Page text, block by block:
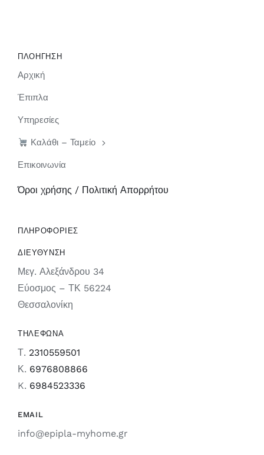
ΠΛΟΗΓΗΣΗ
Αρχική
Έπιπλα
Υπηρεσίες
Καλάθι – Ταμείο
Επικοινωνία
Όροι χρήσης / Πολιτική Απορρήτου
ΠΛΗΡΟΦΟΡΙΕΣ
ΔΙΕΥΘΥΝΣΗ
Μεγ. Αλεξάνδρου 34
Εύοσμος – ΤΚ 56224
Θεσσαλονίκη
ΤΗΛΕΦΩΝΑ
Τ. 2310559501
Κ. 6976808866
K. 6984523336
EMAIL
info@epipla-myhome.gr